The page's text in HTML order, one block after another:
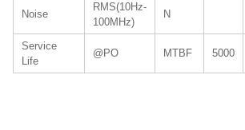
Noise
RMS(10Hz-
100MHz)
N
Service
Life
@PO MTBF 5000